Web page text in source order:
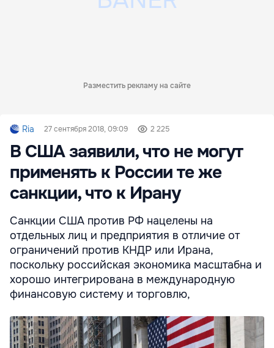
Разместить рекламу на сайте
Ria 27 сентября 2018, 09:09 2 225
В США заявили, что не могут
применять к России те же
санкции, что к Ирану
Санкции США против РФ нацелены на
отдельных лиц и предприятия в отличие от
ограничений против КНДР или Ирана,
поскольку российская экономика масштабна и
хорошо интегрирована в международную
финансовую систему и торговлю,